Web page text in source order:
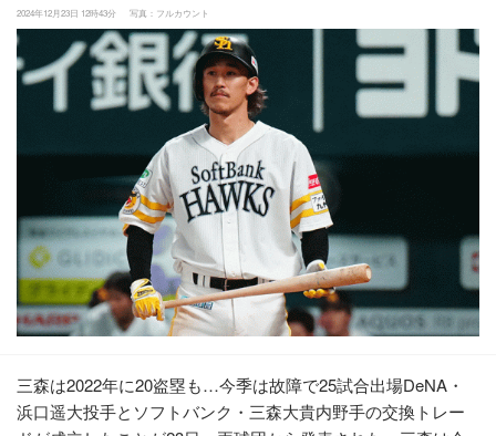
2024年12月23日 12時43分 写真：フルカウント
三森は2022年に20盗塁も…今季は故障で25試合出場DeNA・
浜口遥大投手とソフトバンク・三森大貴内野手の交換トレー